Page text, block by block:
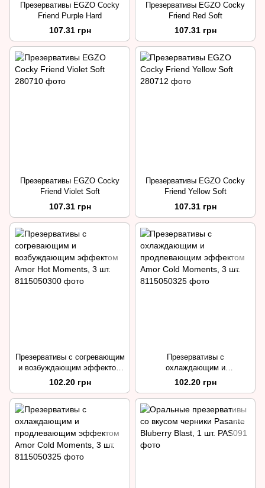
Презервативы EGZO Cocky
Friend Purple Hard
107.31 грн
Презервативы EGZO Cocky
Friend Red Soft
107.31 грн
Презервативы EGZO Cocky
Friend Violet Soft
107.31 грн
Презервативы EGZO Cocky
Friend Yellow Soft
107.31 грн
Презервативы с согревающим
и возбуждающим эффектом
Amor Hot Moments, 3 шт.
102.20 грн
Презервативы с
охлаждающим и
продлевающим эффектом
Amor Cold Moments, 3 шт.
102.20 грн